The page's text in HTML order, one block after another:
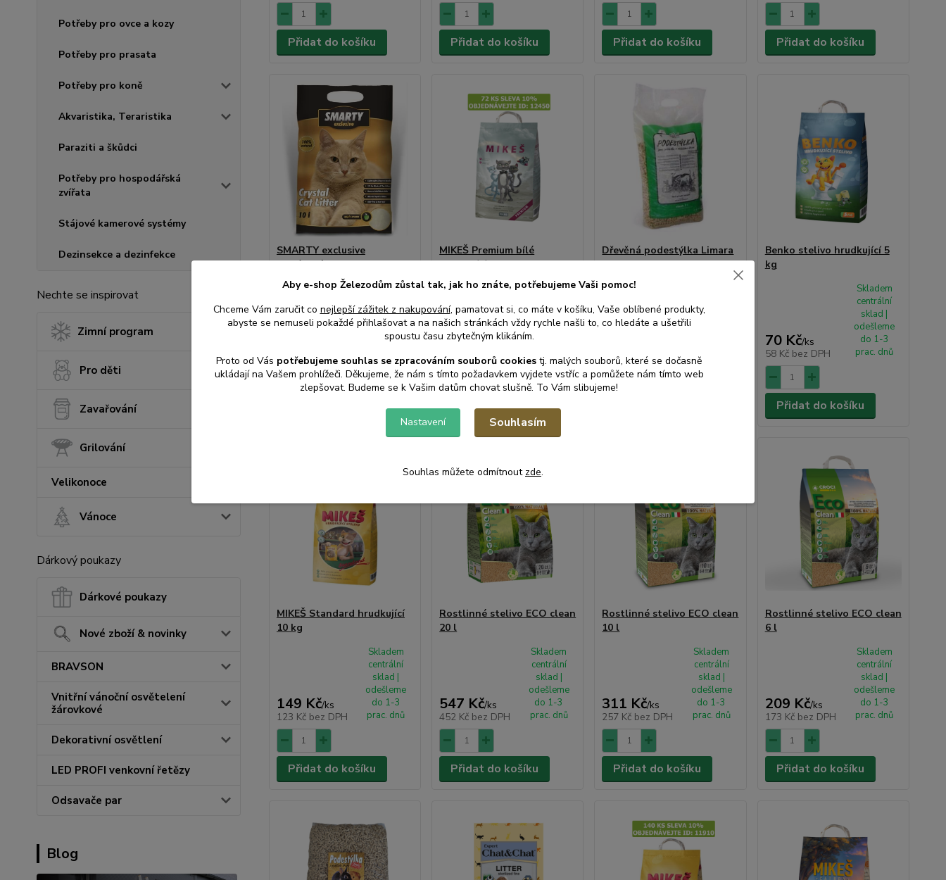
Potřeby pro ovce a kozy
Potřeby pro prasata
Potřeby pro koně
Akvaristika, Teraristika
Paraziti a škůdci
Potřeby pro hospodářská
zvířata
Stájové kamerové systémy
Dezinsekce a dezinfekce
Nechte se inspirovat
Zimní program
Pro děti
Zavařování
Grilování
Velikonoce
Vánoce
Dárkový poukazy
Dárkové poukazy
Nové zboží & novinky
BRAVSON
Vnitřní vánoční osvětelení
žárovkové
Dekorativní osvětlení
LED PROFI venkovní řetězy
Odsavače par
Blog
Přidat do košíku Přidat do košíku Přidat do košíku Přidat do košíku
SMARTY exclusive
silikátové stelivo 10 l
198 Kč
bez DPH
Skladem
sklad |
odešleme
do 1-3
MIKEŠ Premium bílé
hrudkující 10 kg
181 Kč/ks
150 Kč
bez DPH
Skladem
sklad |
odešleme
Přidat do košíku
Dřevěná podestýlka Limara
40 l
334 Kč
bez DPH
sklad |
Benko stelivo hrudkující 5
kg
70 Kč/ks
58 Kč bez DPH
Skladem
centrální
sklad |
odešleme
do 1-3
prac. dnů
Přidat do košíku
MIKEŠ Standard hrudkující
10 kg
149 Kč/ks
123 Kč bez DPH
Skladem
centrální
sklad |
odešleme
do 1-3
prac. dnů
Přidat do košíku
Rostlinné stelivo ECO clean
20 l
547 Kč/ks
452 Kč bez DPH
Skladem
centrální
sklad |
odešleme
do 1-3
prac. dnů
Přidat do košíku
Rostlinné stelivo ECO clean
10 l
311 Kč/ks
257 Kč bez DPH
Skladem
centrální
sklad |
odešleme
do 1-3
prac. dnů
Přidat do košíku
Rostlinné stelivo ECO clean
6 l
209 Kč/ks
173 Kč bez DPH
Skladem
centrální
sklad |
odešleme
do 1-3
prac. dnů
Přidat do košíku
Aby e-shop Železodům zůstal tak, jak ho znáte, potřebujeme Vaši pomoc!
Chceme Vám zaručit co nejlepší zážitek z nakupování, pamatovat si, co máte v košíku, Vaše oblíbené produkty,
abyste se nemuseli pokaždé přihlašovat a na našich stránkách vždy rychle našli to, co hledáte a ušetřili
spoustu času zbytečným klikáním.
Proto od Vás potřebujeme souhlas se zpracováním souborů cookies tj. malých souborů, které se dočasně
ukládají na Vašem prohlížeči. Děkujeme, že nám s tímto požadavkem vyjdete vstříc a pomůžete nám tímto web
zlepšovat. Budeme se k Vašim datům chovat slušně. To Vám slibujeme!
Nastavení Souhlasím
Souhlas můžete odmítnout zde.